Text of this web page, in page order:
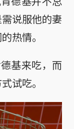
说服他的妻
热情。
基来吃，而
试吃。